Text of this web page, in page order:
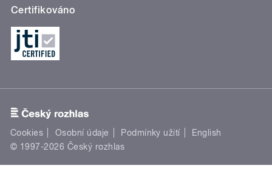
Certifikováno
Cookies Osobní údaje Podmínky užití
English
© 1997-2026 Český rozhlas